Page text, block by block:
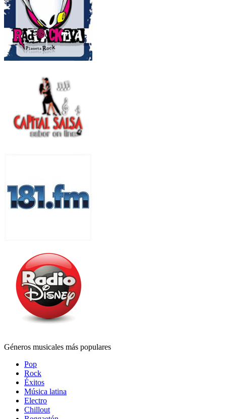
Géneros musicales más populares
Pop
Rock
Éxitos
Música latina
Electro
Chillout